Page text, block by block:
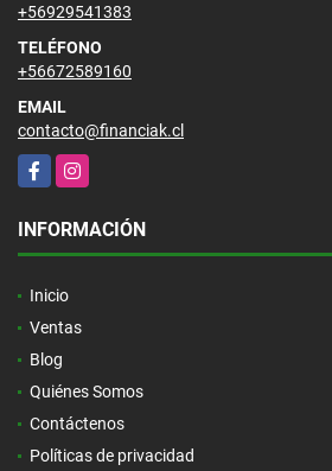
+56929541383
TELÉFONO
+56672589160
EMAIL
contacto@financiak.cl
FacebookInstagram
INFORMACIÓN
Inicio
Ventas
Blog
Quiénes Somos
Contáctenos
Políticas de privacidad